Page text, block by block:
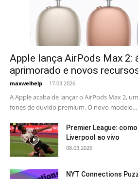
Apple lança AirPods Max 2:
aprimorado e novos
maxwelhelp - 17.03.2026
A Apple acaba de lançar o AirPods Max 2,
fones de ouvido premium. O novo modelo...
Premier League:
Liverpool ao vivo
08.03.2026
NYT Connections